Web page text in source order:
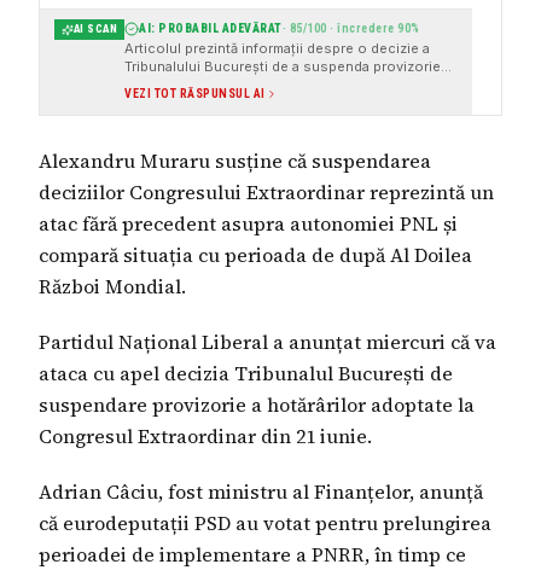
AI SCAN AI: PROBABIL ADEVĂRAT· 85/100 · încredere90%
Articolul prezintă informații despre o decizie a
Tribunalului București de a suspenda provizorie
deciziile Congresului Extraordinar al PNL,
eveniment relatat și de alte surse media
cunoscute, cum ar fi ProTV, Adevărul, Gândul,
detalii despre reacțiile liderilor PNL și
menționează surse instituționale și citate cu
atribuire clară.
VEZI TOT RĂSPUNSUL AI
Alexandru Muraru susține că suspendarea
deciziilor Congresului Extraordinar reprezintă un
atac fără precedent asupra autonomiei PNL și
compară situația cu perioada de după Al Doilea
Război Mondial.
Partidul Național Liberal a anunțat miercuri că va
ataca cu apel decizia Tribunalul București de
suspendare provizorie a hotărârilor adoptate la
Congresul Extraordinar din 21 iunie.
Adrian Câciu, fost ministru al Finanțelor, anunță
că eurodeputații PSD au votat pentru prelungirea
perioadei de implementare a PNRR, în timp ce